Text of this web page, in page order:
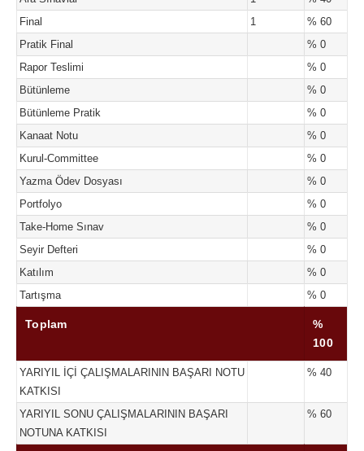
Final
1
% 60
Pratik Final
% 0
Rapor Teslimi
% 0
Bütünleme
% 0
Bütünleme Pratik
% 0
Kanaat Notu
% 0
Kurul-Committee
% 0
Yazma Ödev Dosyası
% 0
Portfolyo
% 0
Take-Home Sınav
% 0
Seyir Defteri
% 0
Katılım
% 0
Tartışma
% 0
Toplam
%
100
YARIYIL İÇİ ÇALIŞMALARININ BAŞARI NOTU
KATKISI
% 40
YARIYIL SONU ÇALIŞMALARININ BAŞARI
NOTUNA KATKISI
% 60